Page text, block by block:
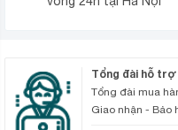
Tổng đài hỗ trợ
Tổng đài mua
Giao nhận - Bảo